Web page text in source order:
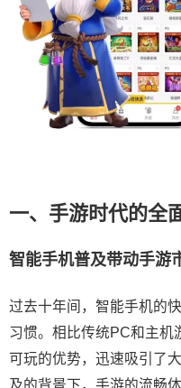
一、手游时代的全
智能手机普及带动手游
过去十年间，智能手机的
习惯。相比传统PC和主机
可玩的优势，迅速吸引了
及的背景下，手游的流畅